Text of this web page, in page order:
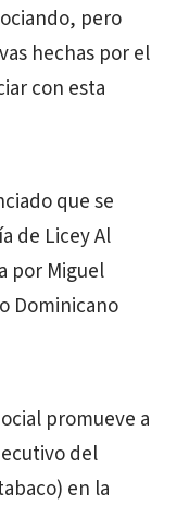
pero
hechas por el
con esta
que se
de Licey Al
por Miguel
Dominicano
promueve a
del
en la